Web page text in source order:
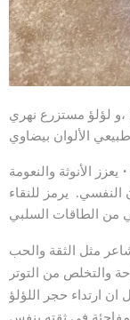
لؤلؤ مستزرع نهري
طبيعي الألوان بيضاوي
الأنوثة والنعومة
النفسي. يرمز للنقاء
من الطاقات السلبي
مثل الثقة والحب
والتخلص من التوتر
ارتداء حجر اللؤلؤ
في ثقته بنفس